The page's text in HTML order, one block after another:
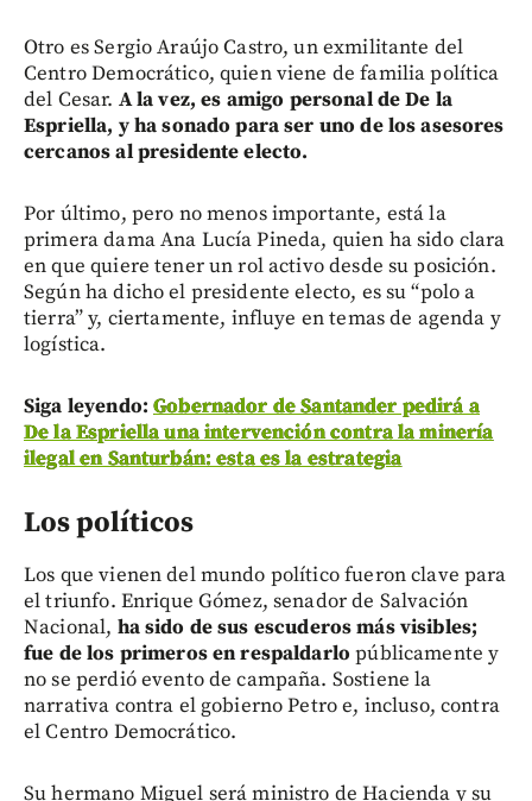
Otro es Sergio Araújo Castro, un exmilitante del
Centro Democrático, quien viene de familia política
del Cesar. A la vez, es amigo personal de De la
Espriella, y ha sonado para ser uno de los asesores
cercanos al presidente electo.
Por último, pero no menos importante, está la
primera dama Ana Lucía Pineda, quien ha sido clara
en que quiere tener un rol activo desde su posición.
Según ha dicho el presidente electo, es su “polo a
tierra” y, ciertamente, influye en temas de agenda y
logística.
Siga leyendo:Gobernador de Santander pedirá a
De la Espriella una intervención contra la minería
ilegal en Santurbán: esta es la estrategia
Los políticos
Los que vienen del mundo político fueron clave para
el triunfo. Enrique Gómez, senador de Salvación
Nacional, ha sido de sus escuderos más visibles;
fue de los primeros en respaldarlo públicamente y
no se perdió evento de campaña. Sostiene la
narrativa contra el gobierno Petro e, incluso, contra
el Centro Democrático.
Su hermano Miguel será ministro de Hacienda y su